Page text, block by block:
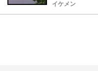
イケメン